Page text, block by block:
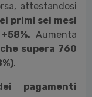
attestandosi
primi sei mesi
+58%. Aumenta
supera 760
.
pagamenti